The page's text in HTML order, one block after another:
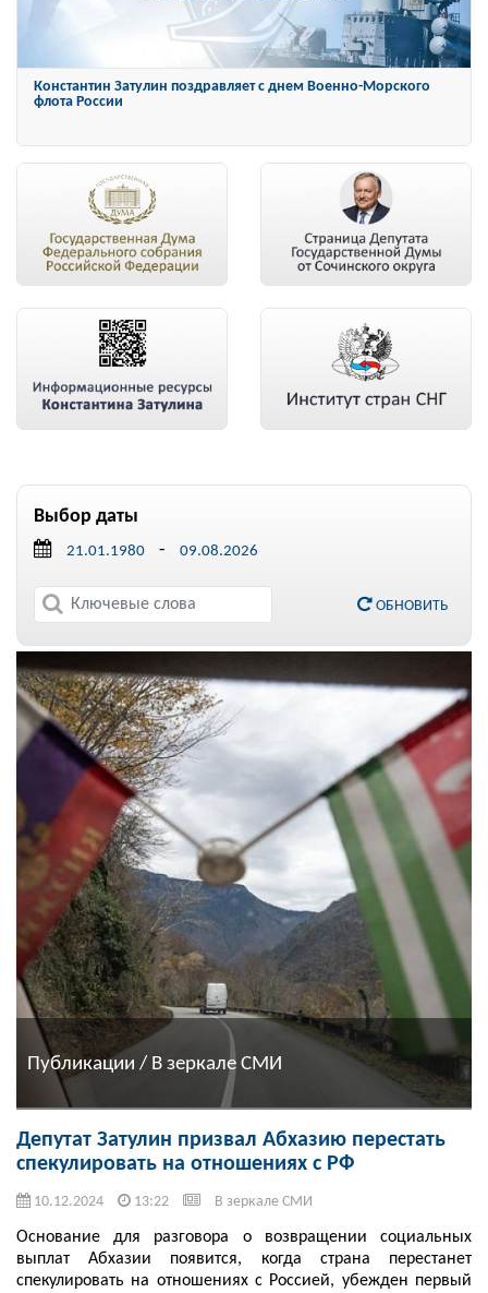
Константин Затулин награжден Орденом «За заслуги перед
Отечеством» IV степени
Выбор даты
-
ОБНОВИТЬ
Публикации / В зеркале СМИ
Депутат Затулин призвал Абхазию перестать
спекулировать на отношениях с РФ
10.12.2024 13:22 В зеркале СМИ
Основание для разговора о возвращении социальных
выплат Абхазии появится, когда страна перестанет
спекулировать на отношениях с Россией, убежден первый